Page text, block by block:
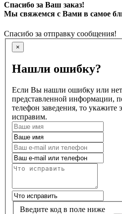
Спасибо за Ваш заказ!
Мы свяжемся с Вами в самое
Спасибо за отправку сообщения!
×
Нашли ошибку?
Если Вы нашли ошибку или
представленной информации,
телефон заведения, то
исправим.
Введите код в поле ниже